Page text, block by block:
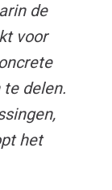
de
voor
delen.
het